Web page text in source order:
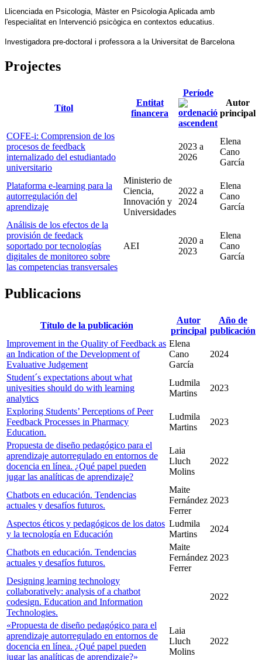
Llicenciada en Psicologia, Màster en Psicologia Aplicada amb
l'especialitat en Intervenció psicògica en contextos educatius.
Investigadora pre-doctoral i professora a la Universitat de Barcelona
Projectes
Títol
Entitat
financera
Període
Autor
principal
COFE-i: Comprension de los
procesos de feedback
internalizado del estudiantado
universitario
2023 a
2026
Elena
Cano
García
Plataforma e-learning para la
autorregulación del
aprendizaje
Ministerio de
Ciencia,
Innovación y
Universidades
2022 a
2024
Elena
Cano
García
Análisis de los efectos de la
provisión de feedack
soportado por tecnologías
digitales de monitoreo sobre
las competencias transversales
AEI
2020 a
2023
Elena
Cano
García
Publicacions
Título de la publicación
Autor
principal
Año de
publicación
Improvement in the Quality of Feedback as
an Indication of the Development of
Evaluative Judgement
Elena
Cano
García
2024
Student´s expectations about what
univesities should do with learning
analytics
Ludmila
Martins
2023
Exploring Students’ Perceptions of Peer
Feedback Processes in Pharmacy
Education.
Ludmila
Martins
2023
Propuesta de diseño pedagógico para el
aprendizaje autorregulado en entornos de
docencia en línea. ¿Qué papel pueden
jugar las analíticas de aprendizaje?
Laia
Lluch
Molins
2022
Chatbots en educación. Tendencias
actuales y desafíos futuros.
Maite
Fernández
Ferrer
2023
Aspectos éticos y pedagógicos de los datos
y la tecnología en Educación
Ludmila
Martins
2024
Chatbots en educación. Tendencias
actuales y desafíos futuros.
Maite
Fernández
Ferrer
2023
Designing learning technology
collaboratively: analysis of a chatbot
codesign. Education and Information
Technologies.
2022
«Propuesta de diseño pedagógico para el
aprendizaje autorregulado en entornos de
docencia en línea. ¿Qué papel pueden
jugar las analíticas de aprendizaje?»
Laia
Lluch
Molins
2022